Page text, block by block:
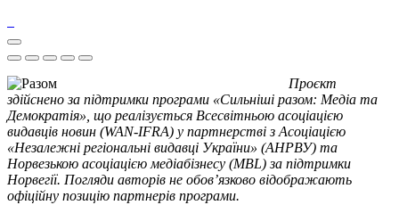
Проєкт
здійснено за підтримки програми «Сильніші разом: Медіа та
Демократія», що реалізується Всесвітньою асоціацією
видавців новин (WAN-IFRA) у партнерстві з Асоціацією
«Незалежні регіональні видавці України» (АНРВУ) та
Норвезькою асоціацією медіабізнесу (MBL) за підтримки
Норвегії. Погляди авторів не обов’язково відображають
офіційну позицію партнерів програми.